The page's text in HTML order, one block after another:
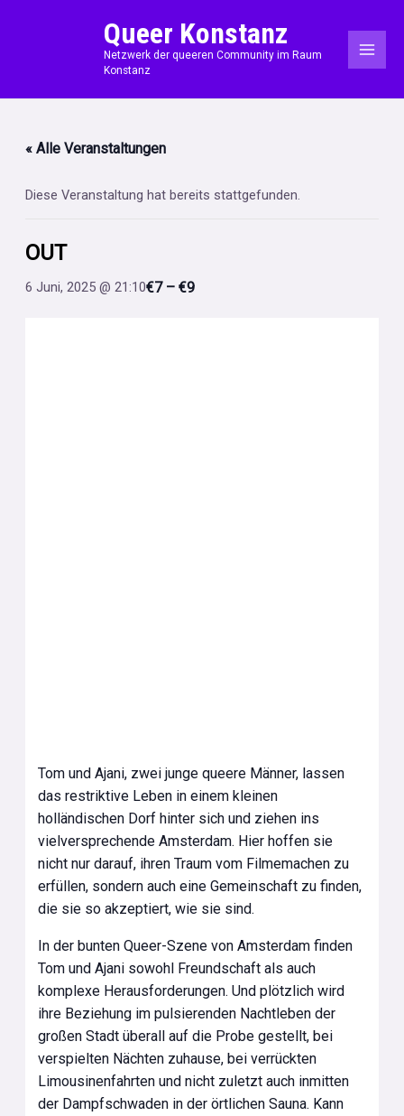
Queer Konstanz
Netzwerk der queeren Community im Raum
Konstanz
« Alle Veranstaltungen
Diese Veranstaltung hat bereits stattgefunden.
OUT
6 Juni, 2025 @ 21:10€7 – €9
Tom und Ajani, zwei junge queere Männer, lassen
das restriktive Leben in einem kleinen
holländischen Dorf hinter sich und ziehen ins
vielversprechende Amsterdam. Hier hoffen sie
nicht nur darauf, ihren Traum vom Filmemachen zu
erfüllen, sondern auch eine Gemeinschaft zu finden,
die sie so akzeptiert, wie sie sind.
In der bunten Queer-Szene von Amsterdam finden
Tom und Ajani sowohl Freundschaft als auch
komplexe Herausforderungen. Und plötzlich wird
ihre Beziehung im pulsierenden Nachtleben der
großen Stadt überall auf die Probe gestellt, bei
verspielten Nächten zuhause, bei verrückten
Limousinenfahrten und nicht zuletzt auch inmitten
der Dampfschwaden in der örtlichen Sauna. Kann